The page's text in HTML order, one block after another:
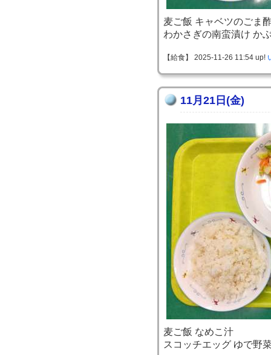
麦ご飯 キャベツのごま
わかさぎの南蛮漬け か
【給食】 2025-11-26 11:54 up!
11月21日(金)
麦ご飯 なめこ汁
スコッチエッグ ゆで野